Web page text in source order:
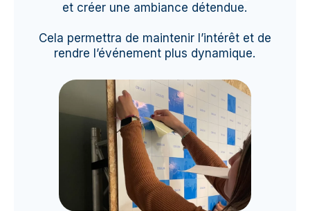
et créer une ambiance détendue.
Cela permettra de maintenir l’intérêt et de
rendre l’événement plus dynamique.